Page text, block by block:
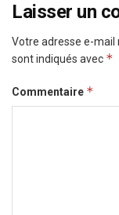
Laisser un
Votre adresse e-mail
sont indiqués avec *
Commentaire *